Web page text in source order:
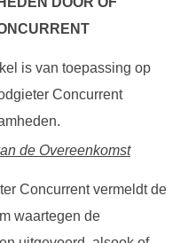
is van toepassing op
Concurrent
de Overeenkomst
Concurrent vermeldt de
waartegen de